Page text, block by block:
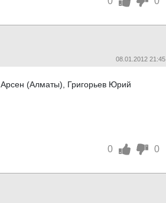
08.01.2012 21:45
(Алматы), Григорьев Юрий
0 0